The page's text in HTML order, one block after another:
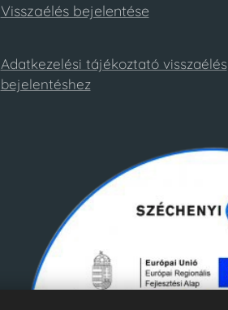
Visszaélés bejelentése
Adatkezelési tájékoztató visszaélés
bejelentéshez